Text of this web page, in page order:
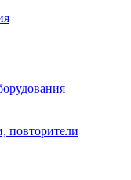
повторители